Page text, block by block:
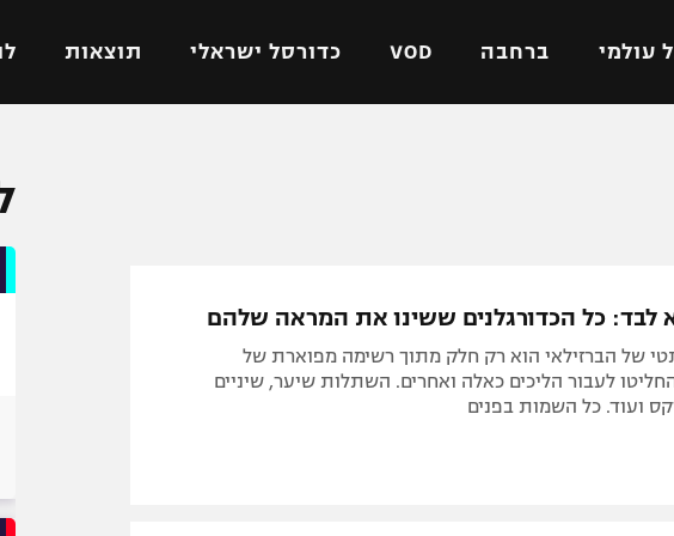
עולמי ברחבה VOD כדורסל ישראלי תוצאות
ישראל
ליגה ספרדית
ליגה איטלקית
כדורסל
לבד: כל הכדורגלנים ששינו את המראה שלהם
של הברזילאי הוא רק חלק מתוך רשימה מפוארת של
לעבור הליכים כאלה ואחרים. השתלות שיער, שיניים
ועוד. כל השמות בפנים